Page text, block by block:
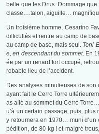
belle que les Drus. Dommage
classe….talon, aiguille…
Un troisième homme, Cesarino
difficultés et rentre au camp de
au camp de base, mais seul. Toni
e, en descendant du sommet. En
ée par un renard fort occupé,
robable lieu de l’accident.
Des analyses minutieuses de son
ayant fait le Cerro Torre
as allé au sommet du Cerro
u’à un certain passage, puis,
y retournera en 1970… muni d’un
pédition, de 80 kg ! et malgré